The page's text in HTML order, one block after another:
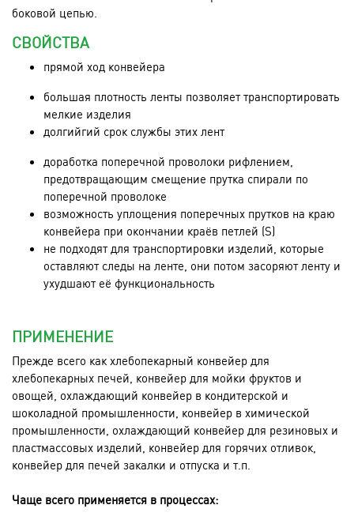
боковой цепью.
СВОЙСТВА
прямой ход конвейера
большая плотность ленты позволяет транспортировать
мелкие изделия
долгийгий срок службы этих лент
доработка поперечной проволоки рифлением,
предотвращающим смещение прутка спирали по
поперечной проволоке
возможность уплощения поперечных прутков на краю
конвейера при окончании краёв петлей (S)
не подходят для транспортировки изделий, которые
оставляют следы на ленте, они потом засоряют ленту и
ухудшают её функциональность
ПРИМЕНЕНИЕ
Прежде всего как хлебопекарный конвейер для
хлебопекарных печей, конвейер для мойки фруктов и
овощей, охлаждающий конвейер в кондитерской и
шоколадной промышленности, конвейер в химической
промышленности, охлаждающий конвейер для резиновых и
пластмассовых изделий, конвейер для горячих отливок,
конвейер для печей закалки и отпуска и т.п.
Чаще всего применяется в процессах: